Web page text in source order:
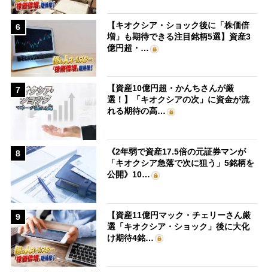
6
【キオクシア・ショック後に「株価倍
増」も期待できる注目銘柄5選】資産3
億円超・…
7
【資産10億円超・かんちさんが厳
選！】「キオクシアの次」に資金が流
れる期待の高…
8
《2年弱で資産17.5倍の元証券マンが
「キオクシア急落で次に狙う」5銘柄を
公開》10…
9
【資産11億円マック・チェリーさん厳
選「キオクシア・ショック」後に大化
け期待4銘…